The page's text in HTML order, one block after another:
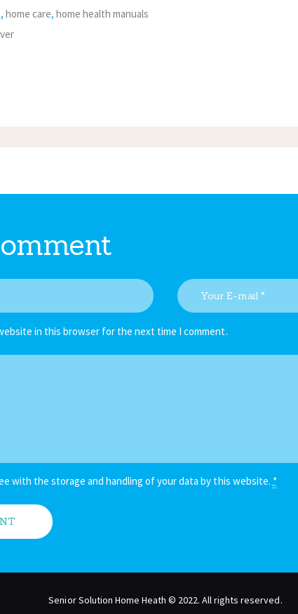
, home care, home health manuals
in this browser for the next time I comment.
with the storage and handling of your data by this website. *
Senior Solution Home Heath © 2022. All rights reserved.